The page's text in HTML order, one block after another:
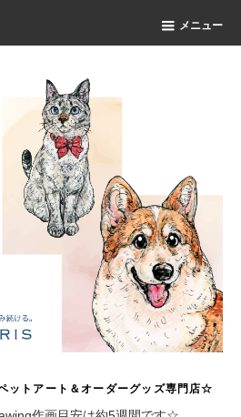
メニュー
ットアート＆オーダーグッズ専門店☆